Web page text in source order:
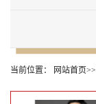
当前位置： 网站首页>>